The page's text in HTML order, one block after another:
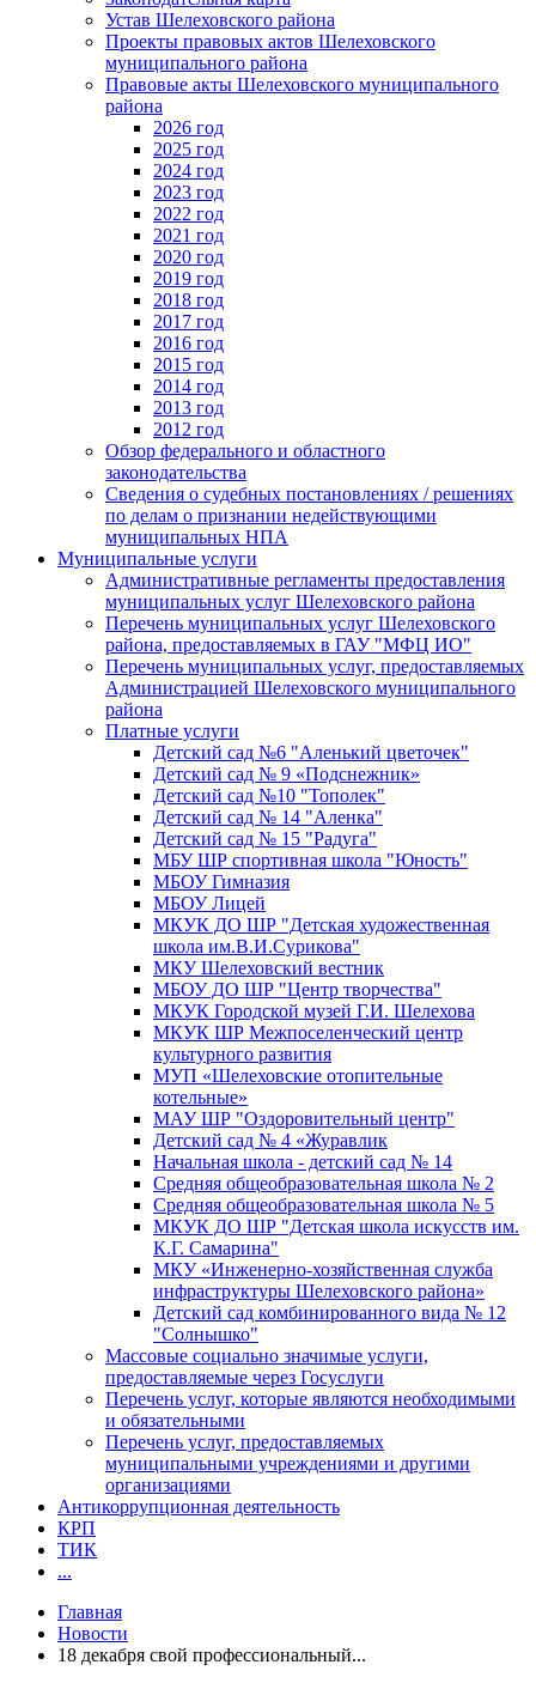
Устав Шелеховского района
Проекты правовых актов Шелеховского
муниципального района
Правовые акты Шелеховского муниципального
района
2026 год
2025 год
2024 год
2023 год
2022 год
2021 год
2020 год
2019 год
2018 год
2017 год
2016 год
2015 год
2014 год
2013 год
2012 год
Обзор федерального и областного
законодательства
Сведения о судебных постановлениях / решениях
по делам о признании недействующими
муниципальных НПА
Муниципальные услуги
Административные регламенты предоставления
муниципальных услуг Шелеховского района
Перечень муниципальных услуг Шелеховского
района, предоставляемых в ГАУ "МФЦ ИО"
Перечень муниципальных услуг, предоставляемых
Администрацией Шелеховского муниципального
района
Платные услуги
Детский сад №6 "Аленький цветочек"
Детский сад № 9 «Подснежник»
Детский сад №10 "Тополек"
Детский сад № 14 "Аленка"
Детский сад № 15 "Радуга"
МБУ ШР спортивная школа "Юность"
МБОУ Гимназия
МБОУ Лицей
МКУК ДО ШР "Детская художественная
школа им.В.И.Сурикова"
МКУ Шелеховский вестник
МБОУ ДО ШР "Центр творчества"
МКУК Городской музей Г.И. Шелехова
МКУК ШР Межпоселенческий центр
культурного развития
МУП «Шелеховские отопительные
котельные»
МАУ ШР "Оздоровительный центр"
Детский сад № 4 «Журавлик
Начальная школа - детский сад № 14
Средняя общеобразовательная школа № 2
Средняя общеобразовательная школа № 5
МКУК ДО ШР "Детская школа искусств им.
К.Г. Самарина"
МКУ «Инженерно-хозяйственная служба
инфраструктуры Шелеховского района»
Детский сад комбинированного вида № 12
"Солнышко"
Массовые социально значимые услуги,
предоставляемые через Госуслуги
Перечень услуг, которые являются необходимыми
и обязательными
Перечень услуг, предоставляемых
муниципальными учреждениями и другими
организациями
Антикоррупционная деятельность
КРП
ТИК
...
Главная
Новости
18 декабря свой профессиональный...